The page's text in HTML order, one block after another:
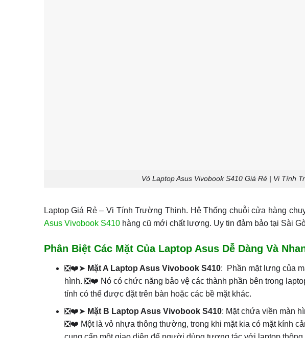
Vỏ Laptop Asus Vivobook S410 Giá Rẻ | Vi Tính
Laptop Giá Rẻ – Vi Tính Trường Thịnh. Hệ Thống chuỗi cửa hàng
Asus Vivobook S410hàng cũ mới chất lượng. Uy tin đảm bảo tại Sài
Phân Biệt Các Mặt Của Laptop Asus Dễ Dàng Và
❎❤️➤ Mặt A Laptop Asus Vivobook S410: Phần mặt lưng của
hình. ❎❤️ Nó có chức năng bảo vệ các thành phần bên trong
tính có thể được đặt trên bàn hoặc các bề mặt khác.
❎❤️➤ Mặt B Laptop Asus Vivobook S410: Mặt chứa viền màn
❎❤️ Một là vỏ nhựa thông thường, trong khi mặt kia có mặt kính